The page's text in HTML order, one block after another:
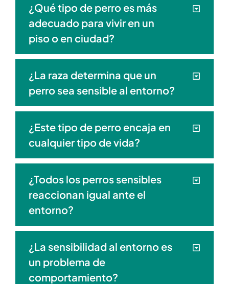
¿Qué tipo de perro es más
adecuado para vivir en un
piso o en ciudad?
¿La raza determina que un
perro sea sensible al entorno?
¿Este tipo de perro encaja en
cualquier tipo de vida?
¿Todos los perros sensibles
reaccionan igual ante el
entorno?
¿La sensibilidad al entorno es
un problema de
comportamiento?